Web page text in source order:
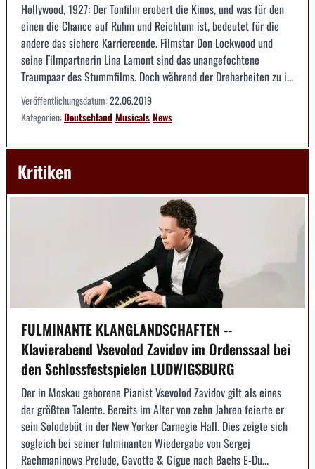
Hollywood, 1927: Der Tonfilm erobert die Kinos, und was für den
einen die Chance auf Ruhm und Reichtum ist, bedeutet für die
andere das sichere Karriereende. Filmstar Don Lockwood und
seine Filmpartnerin Lina Lamont sind das unangefochtene
Traumpaar des Stummfilms. Doch während der Dreharbeiten zu i...
Veröffentlichungsdatum:22.06.2019
Kategorien:DeutschlandMusicalsNews
Kritiken
FULMINANTE KLANGLANDSCHAFTEN --
Klavierabend Vsevolod Zavidov im Ordenssaal bei
den Schlossfestspielen LUDWIGSBURG
Der in Moskau geborene Pianist Vsevolod Zavidov gilt als eines
der größten Talente. Bereits im Alter von zehn Jahren feierte er
sein Solodebüt in der New Yorker Carnegie Hall. Dies zeigte sich
sogleich bei seiner fulminanten Wiedergabe von Sergej
Rachmaninows Prelude, Gavotte & Gigue nach Bachs E-Du...